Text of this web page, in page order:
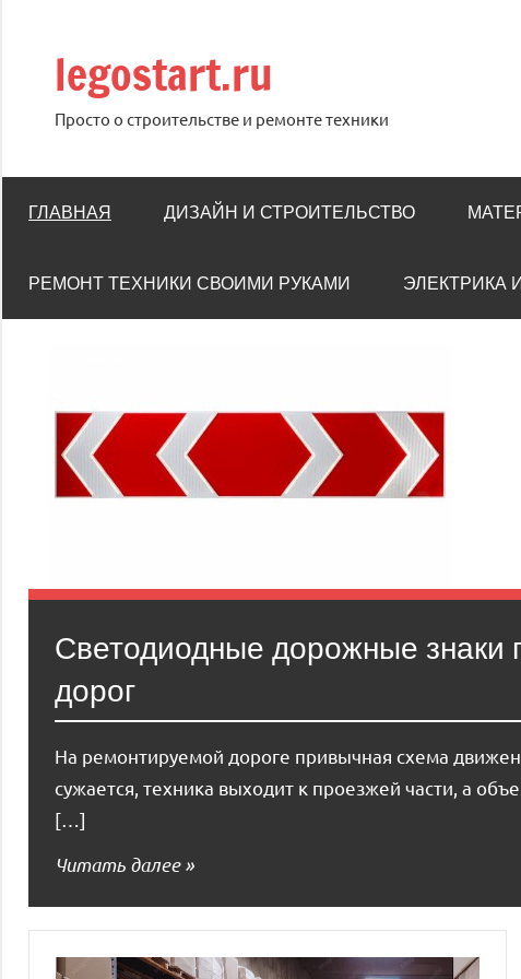
содержимому
legostart.ru
Просто о строительстве и ремонте техники
ГЛАВНАЯ ДИЗАЙН И СТРОИТЕЛЬСТВО
РЕМОНТ ТЕХНИКИ СВОИМИ РУКАМИ ЭЛЕКТРИКА
Светодиодные дорожные знаки
дорог
На ремонтируемой дороге привычная схема
сужается, техника выходит к проезжей части, а
[…]
Читать далее